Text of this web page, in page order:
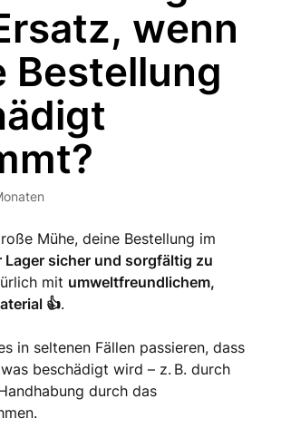
wenn
Bestellung
Mühe, deine Bestellung im
Lager sicher und sorgfältig zu
mit umweltfreundlichem,
👍.
in seltenen Fällen passieren, dass
beschädigt wird – z. B. durch
durch das